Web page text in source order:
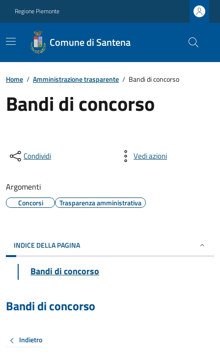
Regione Piemonte
Comune di Santena
Home / Amministrazione trasparente / Bandi di concorso
Bandi di concorso
Condividi Vedi azioni
Argomenti
Concorsi Trasparenza amministrativa
INDICE DELLA PAGINA
Bandi di concorso
Bandi di concorso
Indietro